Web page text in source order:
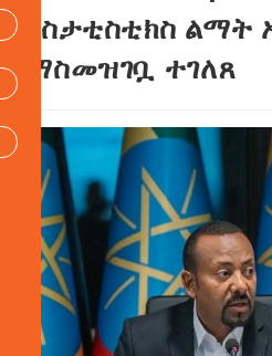
በስታቲስቲክስ ልማት
ማስመዝገቧ ተገለጸ